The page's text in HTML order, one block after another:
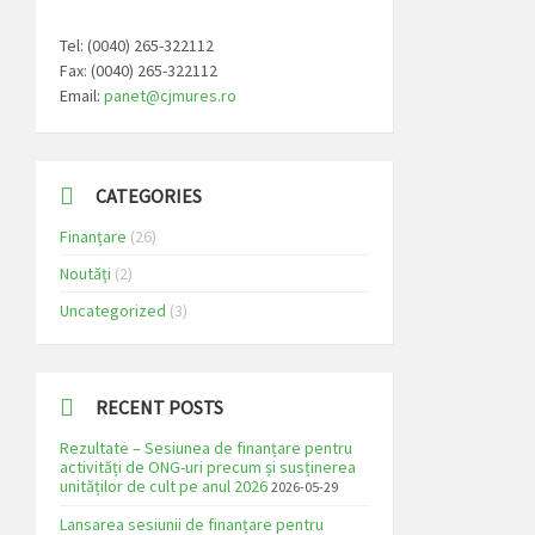
Tel: (0040) 265-322112
Fax: (0040) 265-322112
Email: panet@cjmures.ro
CATEGORIES
Finanțare (26)
Noutăți (2)
Uncategorized (3)
RECENT POSTS
Rezultate – Sesiunea de finanțare pentru
activități de ONG-uri precum și susținerea
unităților de cult pe anul 2026 2026-05-29
Lansarea sesiunii de finanțare pentru